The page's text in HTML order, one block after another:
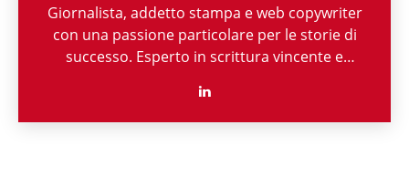
Giornalista, addetto stampa e web copywriter
con una passione particolare per le storie di
successo. Esperto in scrittura vincente e
parola e delle sue innumerevoli sfaccettature
dal 1983. La vita gli ha messo davanti sfide